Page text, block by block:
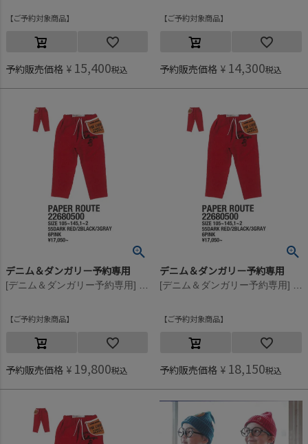
ご予約対象商品
予約販売価格 ¥ 15,400税込
ご予約対象商品
予約販売価格 ¥ 14,300税込
デニム＆ダンガリー予約専用
ご予約対象商品
予約販売価格 ¥ 19,800税込
デニム＆ダンガリー予約専用
ご予約対象商品
予約販売価格 ¥ 18,150税込